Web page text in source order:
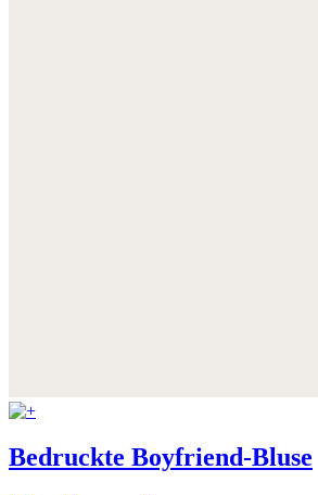
Bedruckte Boyfriend-Bluse